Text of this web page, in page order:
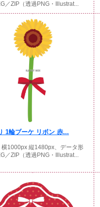
／ZIP（透過PNG・Illustrat...
1輪ブーケ リボン 赤...
横1000px 縦1480px、データ形
／ZIP（透過PNG・Illustrat...